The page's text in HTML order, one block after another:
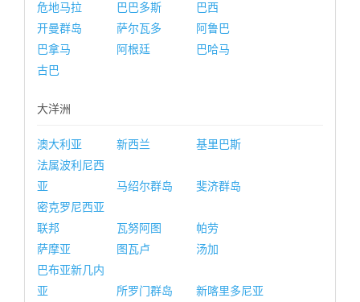
危地马拉
巴巴多斯
巴西
开曼群岛
萨尔瓦多
阿鲁巴
巴拿马
阿根廷
巴哈马
古巴
大洋洲
澳大利亚 新西兰
基里巴斯
法属波利尼西
亚
马绍尔群岛
斐济群岛
密克罗尼西亚
联邦
瓦努阿图
帕劳
萨摩亚
图瓦卢
汤加
巴布亚新几内
亚
所罗门群岛
新喀里多尼亚